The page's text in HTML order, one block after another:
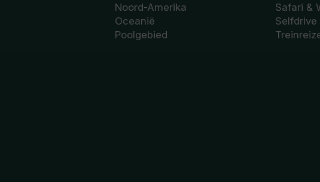
Noord-Amerika
Oceanië
Poolgebied
Safari &
Selfdrive